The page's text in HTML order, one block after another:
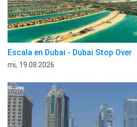
Escala en Dubai - Dubai Stop Over
mi, 19.08.2026